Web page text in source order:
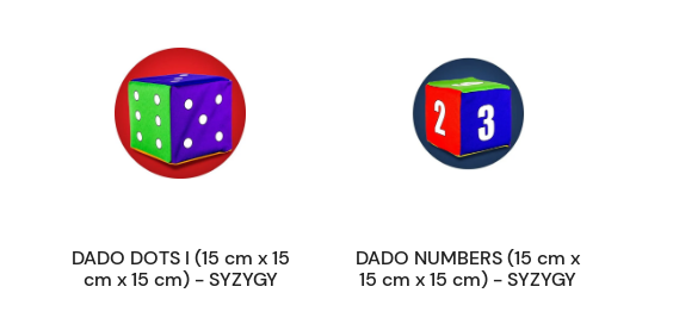
DADO DOTS I (15 cm x 15
cm x 15 cm) - SYZYGY
DADO NUMBERS (15 cm x
15 cm x 15 cm) - SYZYGY